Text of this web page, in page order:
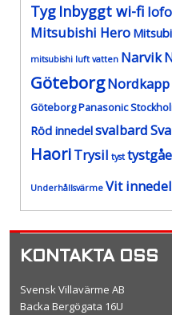
Tyg Inbyggt wi-fi
Mitsubishi Hero
mitsubishi luft vatten Narvik
GöteborgNordkapp
GöteborgPanasonic
Röd innedelsvalbard
HaoriTrysil tyst
Underhållsvärme Vit innedel
KONTAKTA OSS
Svensk Villavärme AB
Backa Bergögata 16U